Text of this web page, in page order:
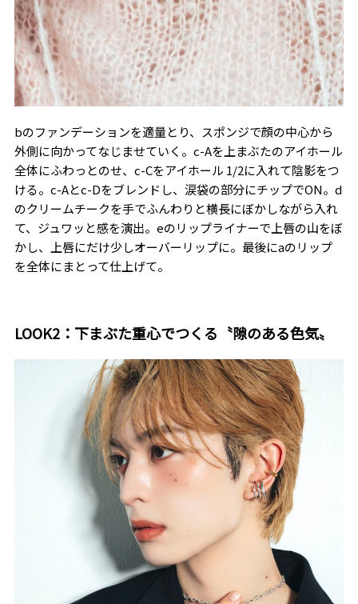
bのファンデーションを適量とり、スポンジで顔の中心から
外側に向かってなじませていく。c-Aを上まぶたのアイホール
全体にふわっとのせ、c-Cをアイホール 1/2に入れて陰影をつ
ける。c-Aとc-Dをブレンドし、涙袋の部分にチップでON。d
のクリームチークを手でふんわりと横長にぼかしながら入れ
て、ジュワッと感を演出。eのリップライナーで上唇の山をぼ
かし、上唇にだけ少しオーバーリップに。最後にaのリップ
を全体にまとって仕上げて。
LOOK2： 下まぶた重心でつくる 〝隙のある色気〟